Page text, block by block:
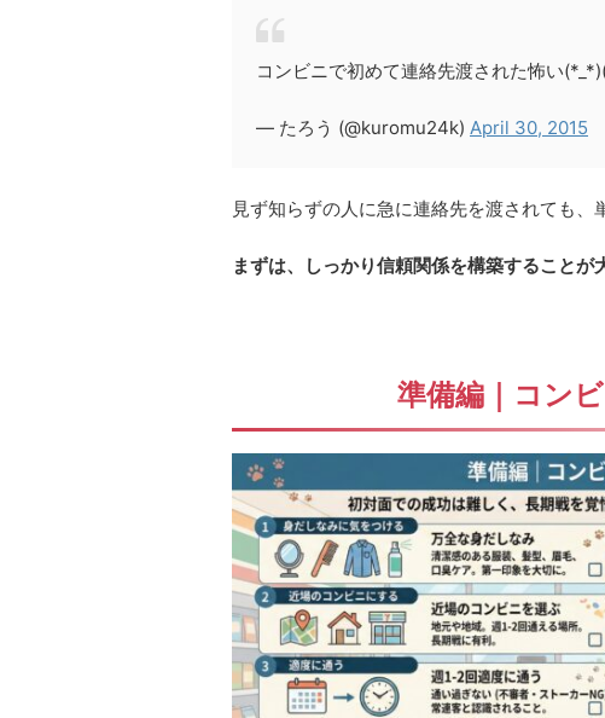
コンビニで初めて連絡先渡された怖い
— たろう (@kuromu24k) April 30, 2015
見ず知らずの人に急に連絡先を渡されても、
まずは、しっかり信頼関係を構築することが
準備編｜コン